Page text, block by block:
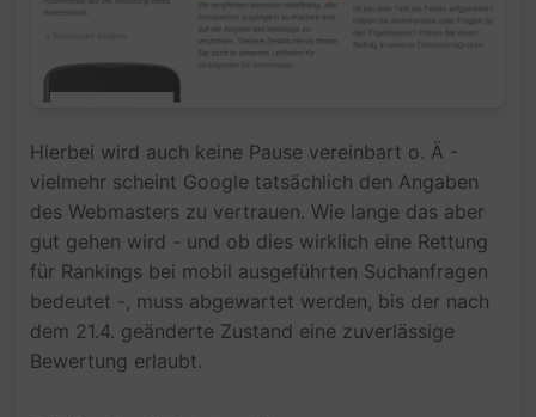
Hierbei wird auch keine Pause vereinbart o. Ä -
vielmehr scheint Google tatsächlich den Angaben
des Webmasters zu vertrauen. Wie lange das aber
gut gehen wird - und ob dies wirklich eine Rettung
für Rankings bei mobil ausgeführten Suchanfragen
bedeutet -, muss abgewartet werden, bis der nach
dem 21.4. geänderte Zustand eine zuverlässige
Bewertung erlaubt.